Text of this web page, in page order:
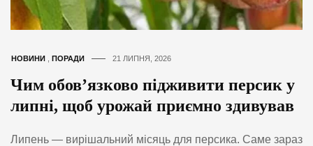
НОВИНИ ПОРАДИ 21 ЛИПНЯ, 2026
Чим обов’язково підживити персик у
липні, щоб урожай приємно здивував
Липень — вирішальний місяць для персика. Саме зараз